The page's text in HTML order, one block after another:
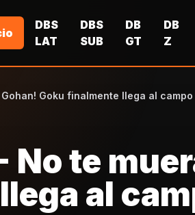
DBS
LAT
DBS
SUB
DB
GT
DB
Z
Goku finalmente llega al
No te
al